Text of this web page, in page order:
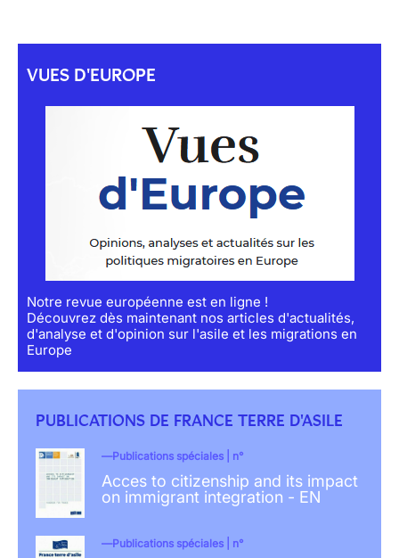
VUES D'EUROPE
Notre revue européenne est en ligne !
Découvrez dès maintenant nos articles d'actualités,
d'analyse et d'opinion sur l'asile et les migrations en
Europe
PUBLICATIONS DE FRANCE TERRE D'ASILE
Publications spéciales | n°
Acces to citizenship and its impact
on immigrant integration - EN
Publications spéciales | n°